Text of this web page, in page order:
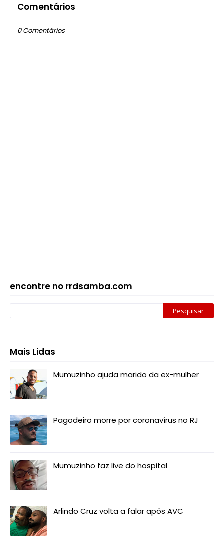
Comentários
0 Comentários
encontre no rrdsamba.com
Mais Lidas
Mumuzinho ajuda marido da ex-mulher
Pagodeiro morre por coronavírus no RJ
Mumuzinho faz live do hospital
Arlindo Cruz volta a falar após AVC